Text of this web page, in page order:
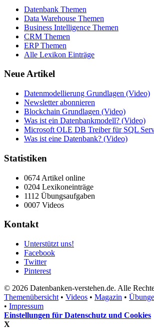
Datenbank Themen
Data Warehouse Themen
Business Intelligence Themen
CRM Themen
ERP Themen
Alle Lexikon Einträge
Neue Artikel
Datenmodellierung Grundlagen (Video)
Newsletter abonnieren
Blockchain Grundlagen (Video)
Was ist ein Datenbankmodell? (Video)
Microsoft OLE DB Treiber für SQL
Was ist eine Datenbank? (Video)
Statistiken
0674 Artikel online
0204 Lexikoneinträge
1112 Übungsaufgaben
0007 Videos
Kontakt
Unterstützt uns!
Facebook
Twitter
Pinterest
© 2026 Datenbanken-verstehen.de. Alle
Themenübersicht • Videos • Magazin •
• Impressum
Einstellungen für Datenschutz und Cookies
X